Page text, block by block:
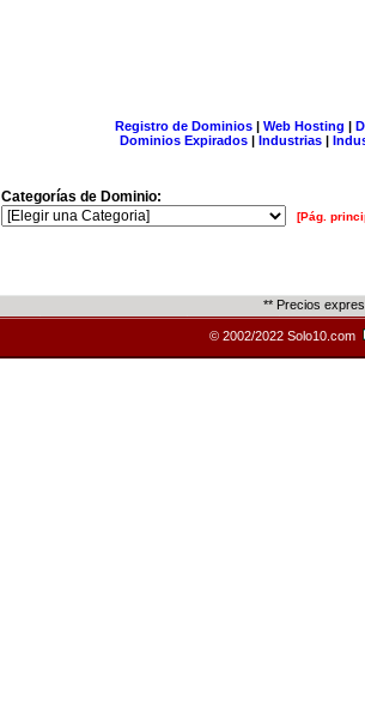
Registro de Dominios| Web Hosting |
Dominios Expirados | Industrias |
Categorías de Dominio:
[Pág.
** Precios
© 2002/2022 Solo10.com